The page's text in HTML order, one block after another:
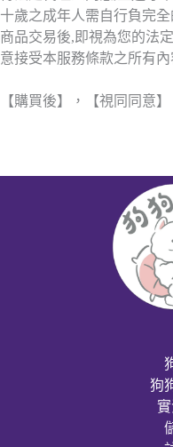
十歲之成年人需自行負完
商品交易後,即視為您的法
意接受本服務條款之所有
【購買後】，【視同同意
狗